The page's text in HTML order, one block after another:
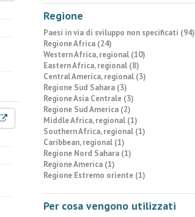
Regione
Paesi in via di sviluppo non specificati (94)
Regione Africa (24)
Western Africa, regional (10)
Eastern Africa, regional (8)
Central America, regional (3)
Regione Sud Sahara (3)
Regione Asia Centrale (3)
Regione Sud America (2)
Middle Africa, regional (1)
Southern Africa, regional (1)
Caribbean, regional (1)
Regione Nord Sahara (1)
Regione America (1)
Regione Estremo oriente (1)
Per cosa vengono utilizzati